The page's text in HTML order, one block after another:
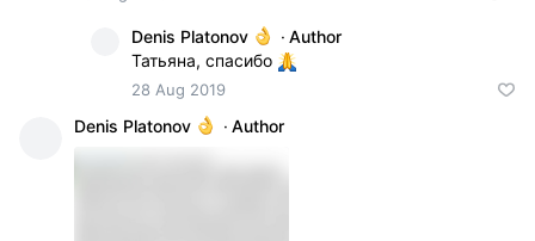
Denis Platonov · Author
Татьяна, спасибо
28 Aug 2019
Denis Platonov · Author